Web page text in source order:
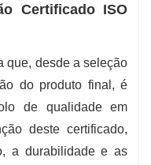
Certificado ISO
que, desde a seleção
do produto final, é
de qualidade em
deste certificado,
a durabilidade e as